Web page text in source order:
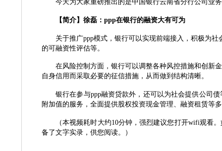
今天为大家重磅推出的是中国银行云南省分行公司业
【简介】徐磊：ppp在银行的融资大有可为
关于推广ppp模式，银行可以实现前端接入，积极为
的可融资性评估等。
在风险控制方面，银行可以调整各种风控措施和创新
自身信用而采取必要的征信措施，从而做到结构清晰。
银行在参与ppp融资贷款外，还可以为社会提供公司
附加值的服务，全面提供股权投资现金管理、融资租赁等
（本视频耗时大约10分钟，强烈建议您打开wifi观看
备了文字实录，供您阅读。）